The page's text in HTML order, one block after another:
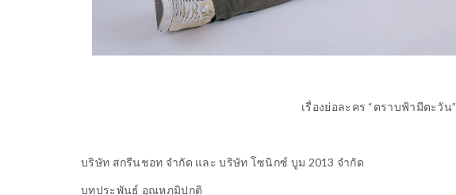
เรื่องย่อละคร “ตราบฟ้ามีตะวัน”
บริษัท สกรีนชอท จำกัด และ บริษัท โซนิกซ์ บูม 2013 จำกัด
บทประพันธ์ อุณหภูมิปกติ